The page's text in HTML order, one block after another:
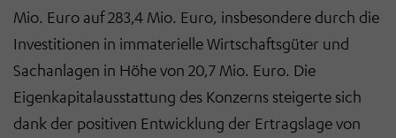
Mio. Euro auf 283,4 Mio. Euro, insbesondere durch die
Investitionen in immaterielle Wirtschaftsgüter und
Sachanlagen in Höhe von 20,7 Mio. Euro. Die
Eigenkapitalausstattung des Konzerns steigerte sich
dank der positiven Entwicklung der Ertragslage von